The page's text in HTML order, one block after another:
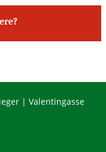
| Valentingasse